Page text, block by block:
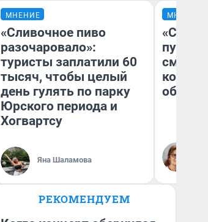
МНЕНИЕ
«Сливочное пиво
разочаровало»:
туристы заплатили 60
тысяч, чтобы целый
день гулять по парку
Юрского периода и
Хогвартсу
Яна Шаламова
МНЕНИЕ
РЕКОМЕНДУЕМ